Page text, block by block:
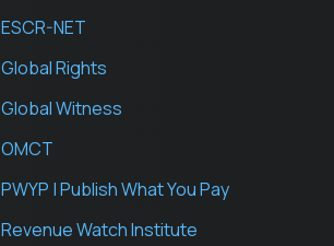
ESCR-NET
Global Rights
Global Witness
OMCT
PWYP | Publish What You Pay
Revenue Watch Institute